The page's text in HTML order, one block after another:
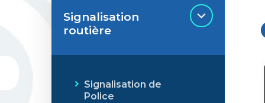
Signalisation
routière
Signalisation de
Police